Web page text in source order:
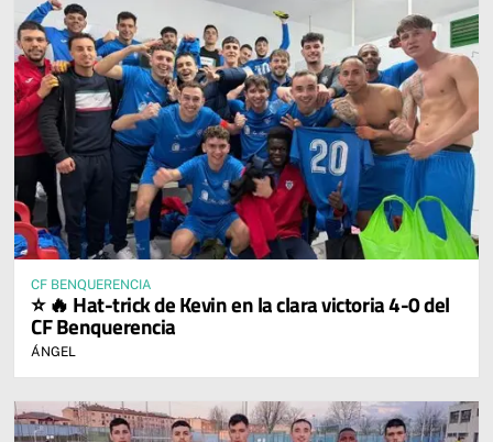
CF BENQUERENCIA
⭐ 🔥 Hat-trick de Kevin en la clara victoria 4-0 del
CF Benquerencia
ÁNGEL